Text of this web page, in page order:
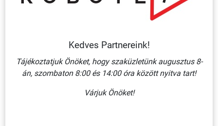
teljes kínálatát
parkolók, ipari területek és magánutak jelölésére.
kérje ajánlatunkat!
Kapcsolódó termékek
Kedves Partnereink!
Tájékoztatjuk Önöket, hogy szaküzletünk augusztus 8-
án, szombaton 8:00 és 14:00 óra között nyitva tart!
Várjuk Önöket!